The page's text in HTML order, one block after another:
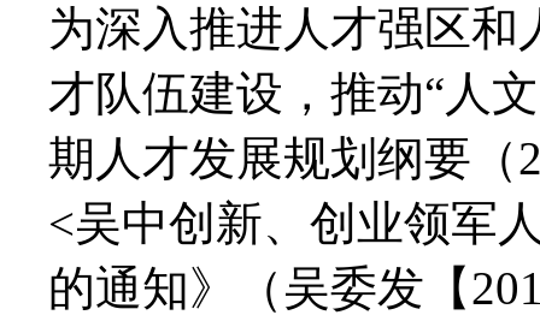
为深入推进人才强区
才队伍建设，推动“人
期人才发展规划纲要
<吴中创新、创业领军
的通知》（吴委发【